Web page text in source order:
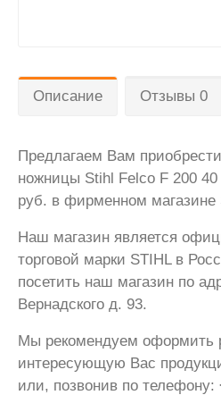
Описание Отзывы 0
Предлагаем Вам
ножницы Stihl Felco F 200
руб. в фирменном магазине
Наш магазин является
торговой марки STIHL в
посетить наш магазин по
Вернадского д. 93.
Мы рекомендуем оформить
интересующую Вас
или, позвонив по телефону: